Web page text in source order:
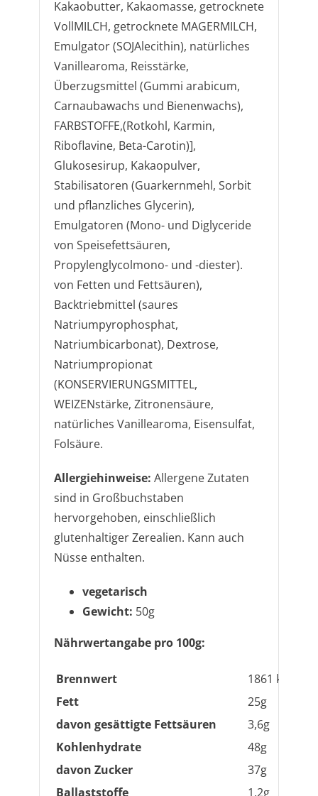
Kakaobutter, Kakaomasse, getrocknete
VollMILCH, getrocknete MAGERMILCH,
Emulgator (SOJAlecithin), natürliches
Vanillearoma, Reisstärke,
Überzugsmittel (Gummi arabicum,
Carnaubawachs und Bienenwachs),
FARBSTOFFE,(Rotkohl, Karmin,
Riboflavine, Beta-Carotin)],
Glukosesirup, Kakaopulver,
Stabilisatoren (Guarkernmehl, Sorbit
und pflanzliches Glycerin),
Emulgatoren (Mono- und Diglyceride
von Speisefettsäuren,
Propylenglycolmono- und -diester).
von Fetten und Fettsäuren),
Backtriebmittel (saures
Natriumpyrophosphat,
Natriumbicarbonat), Dextrose,
Natriumpropionat
(KONSERVIERUNGSMITTEL,
WEIZENstärke, Zitronensäure,
natürliches Vanillearoma, Eisensulfat,
Folsäure.
Allergiehinweise: Allergene Zutaten
sind in Großbuchstaben
hervorgehoben, einschließlich
glutenhaltiger Zerealien. Kann auch
Nüsse enthalten.
vegetarisch
Gewicht: 50g
Nährwertangabe pro 100g:
Brennwert
1861 kJ / 445
Fett
25g
davon gesättigte Fettsäuren
3,6g
Kohlenhydrate
48g
davon Zucker
37g
Ballaststoffe
1,2g